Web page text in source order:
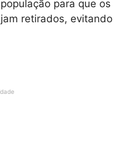
para que os
retirados, evitando